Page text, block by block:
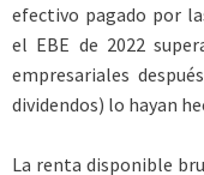
efectivo pagado por
el EBE de 2022
empresariales
dividendos) lo hayan
La renta disponible